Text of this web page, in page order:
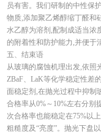
员有害。我们研制的中性保
物质,添加聚乙烯醇缩丁醛和
水乙醇为溶剂,配制成适当浓
的附着性和防护能力,并便于
五、结束语
从玻璃的腐蚀机理出发,依照
ZBaF、LaK等化学稳定性差
面稳定剂,在抛光过程中抑制
合格率从0%～10%左右分别
次合格率也能稳定在75%以
粗糙度及“亮度”。抛光下盘